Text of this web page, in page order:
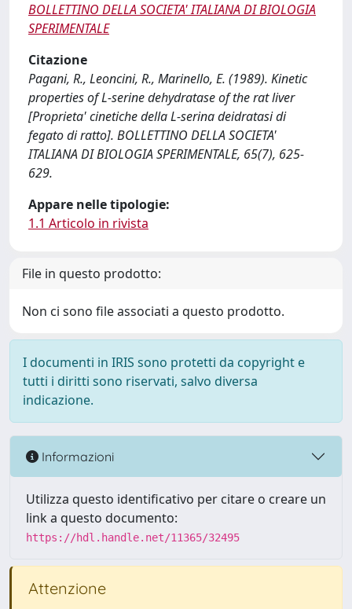
BOLLETTINO DELLA SOCIETA' ITALIANA DI BIOLOGIA
SPERIMENTALE
Citazione
Pagani, R., Leoncini, R., Marinello, E. (1989). Kinetic
properties of L-serine dehydratase of the rat liver
[Proprieta' cinetiche della L-serina deidratasi di
fegato di ratto]. BOLLETTINO DELLA SOCIETA'
ITALIANA DI BIOLOGIA SPERIMENTALE, 65(7), 625-
629.
Appare nelle tipologie:
1.1 Articolo in rivista
File in questo prodotto:
Non ci sono file associati a questo prodotto.
I documenti in IRIS sono protetti da copyright e
tutti i diritti sono riservati, salvo diversa
indicazione.
Informazioni
Utilizza questo identificativo per citare o creare un
link a questo documento:
https://hdl.handle.net/11365/32495
Attenzione